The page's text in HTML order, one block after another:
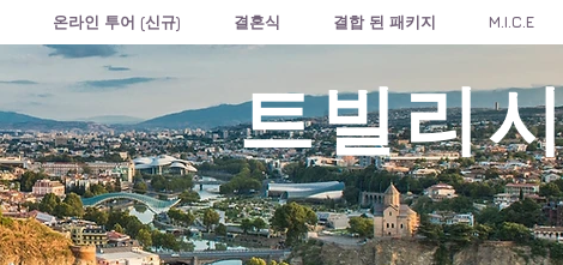
온라인 투어 (신규) 결혼식 결합 된 패키지 M.I.C.E
트빌리